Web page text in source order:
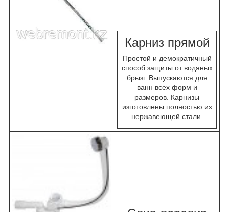
Карниз прямой
Простой и демократичный
способ защиты от водяных
брызг. Выпускаются для
ванн всех форм и
размеров. Карнизы
изготовлены полностью из
нержавеющей стали.